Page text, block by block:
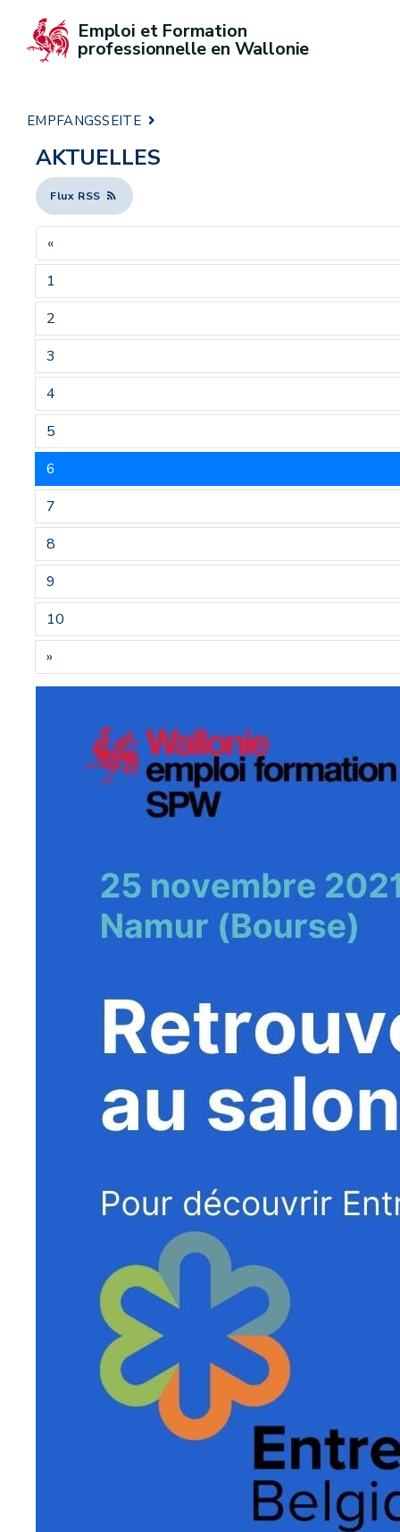
Emploi et Formation
professionnelle en Wallonie
EMPFANGSSEITE
AKTUELLES
Flux RSS
«
1
2
3
4
5
6
7
8
9
10
»